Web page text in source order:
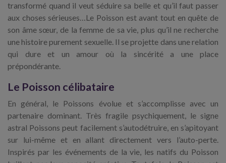
transformé quand il veut séduire sa belle et qu’il faut passer
aux choses sérieuses…Le Poisson est avant tout en quête de
son âme sœur, de la femme de sa vie, plus qu’il ne recherche
une histoire purement sexuelle. Il se projette dans une relation
qui dure et un amour où la sincérité a une place
prépondérante.
Le Poisson célibataire
En général, le Poissons évolue et s’accomplisse avec un
partenaire dominant. Très fragile psychiquement, le signe
astral Poissons peut facilement s’autodétruire, en s’apitoyant
sur lui-même et en allant directement vers l’auto-perte.
Inspirés par les événements de la vie, les natifs du Poisson